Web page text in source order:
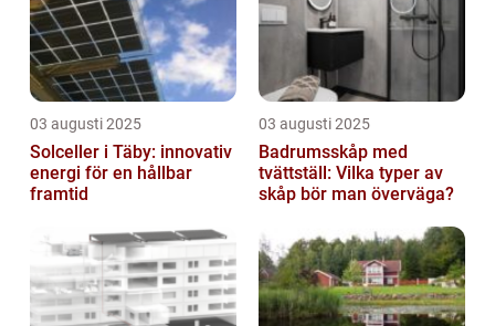
03 augusti 2025
Solceller i Täby: innovativ
energi för en hållbar
framtid
03 augusti 2025
Badrumsskåp med
tvättställ: Vilka typer av
skåp bör man överväga?